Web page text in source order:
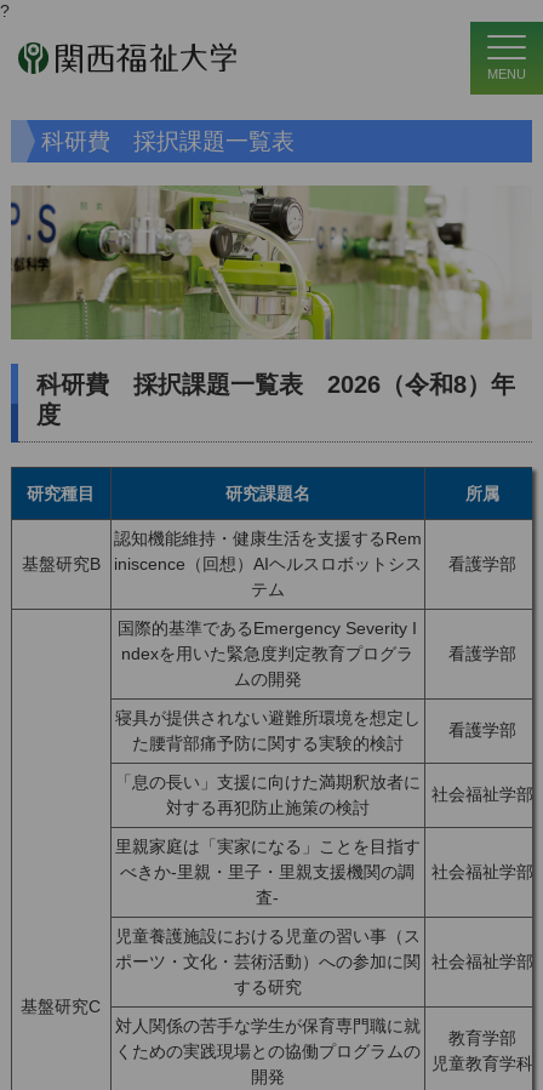
?
MENU
科研費 採択課題一覧表
科研費 採択課題一覧表 2026（令和8）年
度
研究種目 研究課題名 所属
基盤研究B
認知機能維持・健康生活を支援するRem
iniscence（回想）AIヘルスロボットシス
テム
看護学部
基盤研究C
国際的基準であるEmergency Severity I
ndexを用いた緊急度判定教育プログラ
ムの開発
看護学部
寝具が提供されない避難所環境を想定し
た腰背部痛予防に関する実験的検討
看護学部
「息の長い」支援に向けた満期釈放者に
対する再犯防止施策の検討
社会福祉学部
里親家庭は「実家になる」ことを目指す
べきか-里親・里子・里親支援機関の調
査-
社会福祉学部
児童養護施設における児童の習い事（ス
ポーツ・文化・芸術活動）への参加に関
する研究
社会福祉学部
対人関係の苦手な学生が保育専門職に就
くための実践現場との協働プログラムの
開発
教育学部
児童教育学科